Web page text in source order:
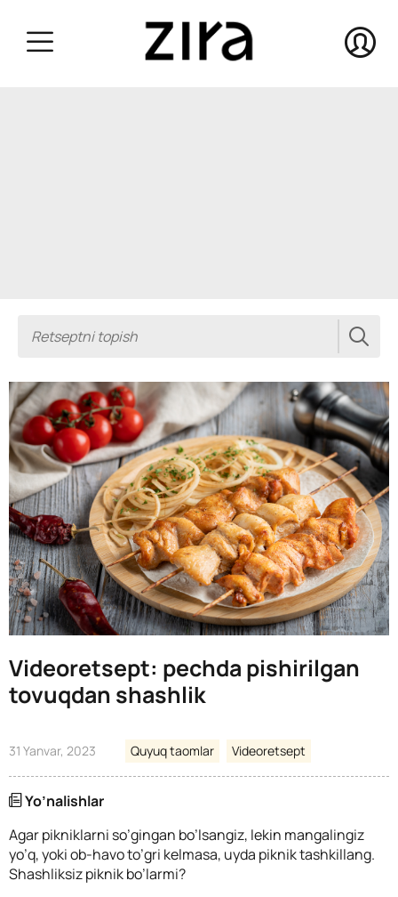
Videoretsept: pechda pishirilgan
tovuqdan shashlik
31 Yanvar, 2023 Quyuq taomlar Videoretsept
Yo’nalishlar
Agar pikniklarni so’gingan bo’lsangiz, lekin mangalingiz
yo’q, yoki ob-havo to’gri kelmasa, uyda piknik tashkillang.
Shashliksiz piknik bo’larmi?